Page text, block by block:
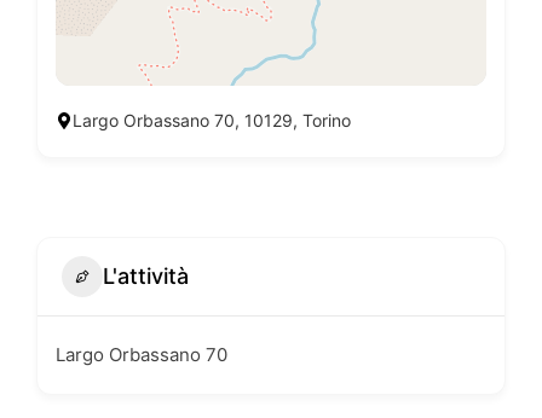
Largo Orbassano 70, 10129, Torino
L'attività
Largo Orbassano 70